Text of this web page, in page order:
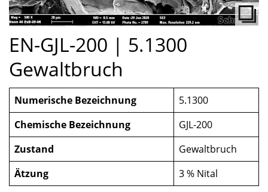
EN-GJL-200 | 5.1300
Gewaltbruch
Numerische Bezeichnung
5.1300
Chemische Bezeichnung
GJL-200
Zustand
Gewaltbruch
Ätzung
3 % Nital